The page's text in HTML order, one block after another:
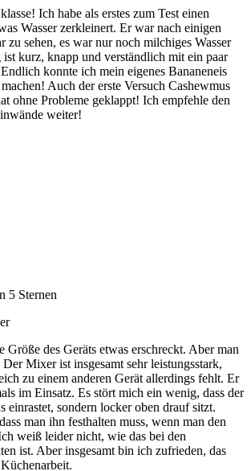
Ich habe als erstes zum Test einen
Wasser zerkleinert. Er war nach einigen
zu sehen, es war nur noch milchiges Wasser
kurz, knapp und verständlich mit ein paar
konnte ich mein eigenes Bananeneis
Auch der erste Versuch Cashewmus
ohne Probleme geklappt! Ich empfehle den
weiter!
5 Sternen
Größe des Geräts etwas erschreckt. Aber man
Mixer ist insgesamt sehr leistungsstark,
zu einem anderen Gerät allerdings fehlt. Er
im Einsatz. Es stört mich ein wenig, dass der
einrastet, sondern locker oben drauf sitzt.
man ihn festhalten muss, wenn man den
weiß leider nicht, wie das bei den
ist. Aber insgesamt bin ich zufrieden, das